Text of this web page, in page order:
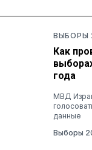
ВЫБОРЫ
Как
года
МВД
данные
Выборы